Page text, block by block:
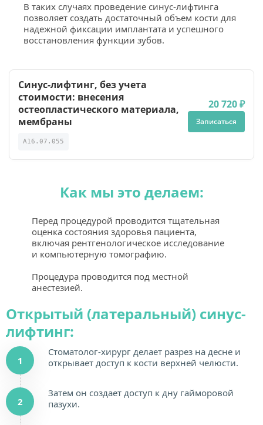
В таких случаях проведение синус-лифтинга
позволяет создать достаточный объем кости для
надежной фиксации имплантата и успешного
восстановления функции зубов.
Синус-лифтинг, без учета
стоимости: внесения
остеопластического материала,
мембраны
A16.07.055
20 720 ₽
Записаться
Как мы это делаем:
Перед процедурой проводится тщательная
оценка состояния здоровья пациента,
включая рентгенологическое исследование
и компьютерную томографию.
Процедура проводится под местной
анестезией.
Открытый (латеральный) синус-
лифтинг:
1
Стоматолог-хирург делает разрез на десне и
открывает доступ к кости верхней челюсти.
2
Затем он создает доступ к дну гайморовой
пазухи.